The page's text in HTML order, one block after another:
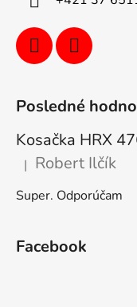
Posledné
Kosačka HRX
Hodnotenie
| Robert Ilčík
Super. Odporúčam
Facebook